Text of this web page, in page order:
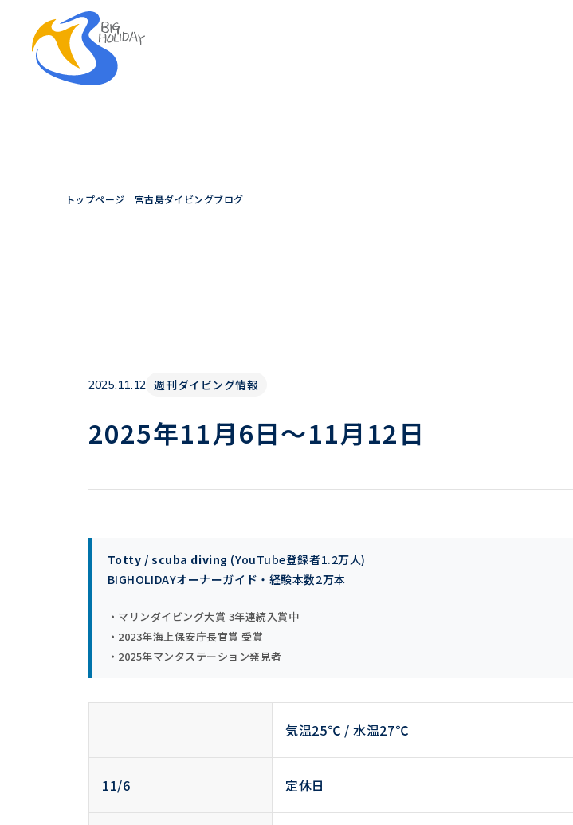
トップページ 宮古島ダイビングブログ
2025.11.12 週刊ダイビング情報
2025年11月6日〜11月12日
Totty / scuba diving (YouTube登録者1.2万人)
BIGHOLIDAYオーナーガイド・経験本数2万本
・マリンダイビング大賞 3年連続入賞中
・2023年海上保安庁長官賞 受賞
・2025年マンタステーション発見者
気温25℃ / 水温27℃
11/6 定休日